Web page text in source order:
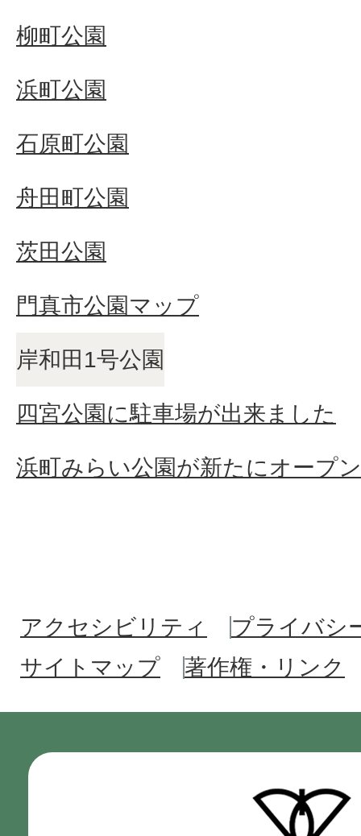
柳町公園
浜町公園
石原町公園
舟田町公園
茨田公園
門真市公園マップ
岸和田1号公園
四宮公園に駐車場が出来ました
浜町みらい公園が新たにオープ
アクセシビリティ
プライバシ
サイトマップ
著作権・リンク